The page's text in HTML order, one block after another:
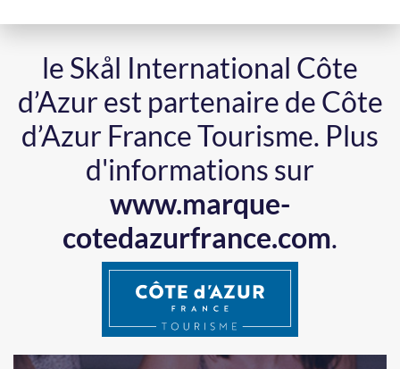
le Skål International Côte
d’Azur est partenaire de Côte
d’Azur France Tourisme. Plus
d'informations sur
www.marque-
cotedazurfrance.com.